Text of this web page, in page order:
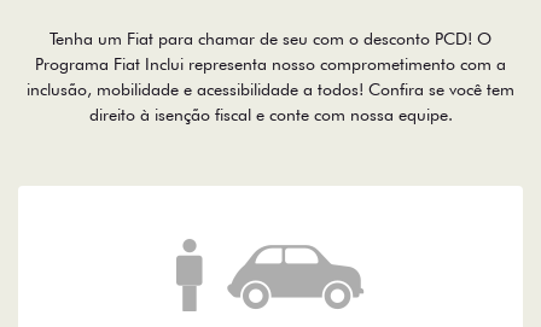
Tenha um Fiat para chamar de seu com o desconto PCD! O
Programa Fiat Inclui representa nosso comprometimento com a
inclusão, mobilidade e acessibilidade a todos! Confira se você tem
direito à isenção fiscal e conte com nossa equipe.